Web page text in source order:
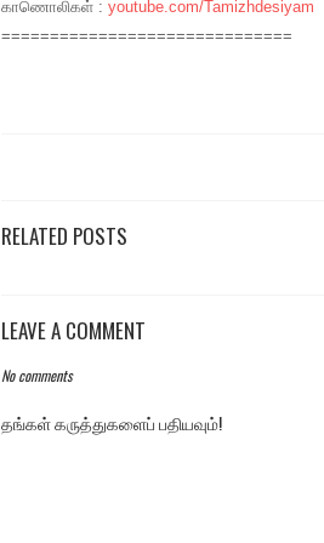
காணொலிகள் : youtube.com/Tamizhdesiyam
==============================
RELATED POSTS
LEAVE A COMMENT
No comments
தங்கள் கருத்துகளைப் பதியவும்!